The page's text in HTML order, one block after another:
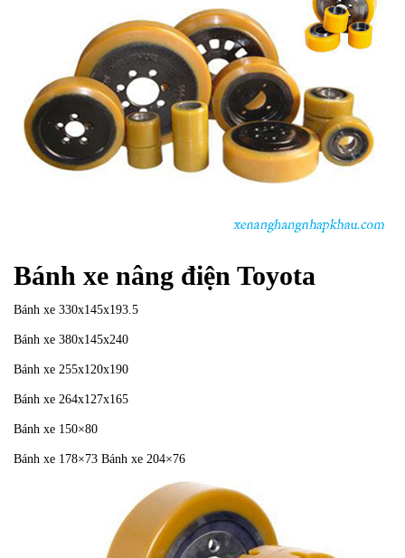
Bánh xe nâng điện Toyota
Bánh xe 330x145x193.5
Bánh xe 380x145x240
Bánh xe 255x120x190
Bánh xe 264x127x165
Bánh xe 150×80
Bánh xe 178×73 Bánh xe 204×76